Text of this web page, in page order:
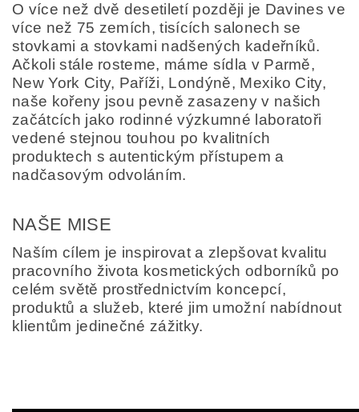
O více než dvě desetiletí později je Davines ve
více než 75 zemích, tisících salonech se
stovkami a stovkami nadšených kadeřníků.
Ačkoli stále rosteme, máme sídla v Parmě,
New York City, Paříži, Londýně, Mexiko City,
naše kořeny jsou pevně zasazeny v našich
začátcích jako rodinné výzkumné laboratoři
vedené stejnou touhou po kvalitních
produktech s autentickým přístupem a
nadčasovým odvoláním.
NAŠE MISE
Naším cílem je inspirovat a zlepšovat kvalitu
pracovního života kosmetických odborníků po
celém světě prostřednictvím koncepcí,
produktů a služeb, které jim umožní nabídnout
klientům jedinečné zážitky.